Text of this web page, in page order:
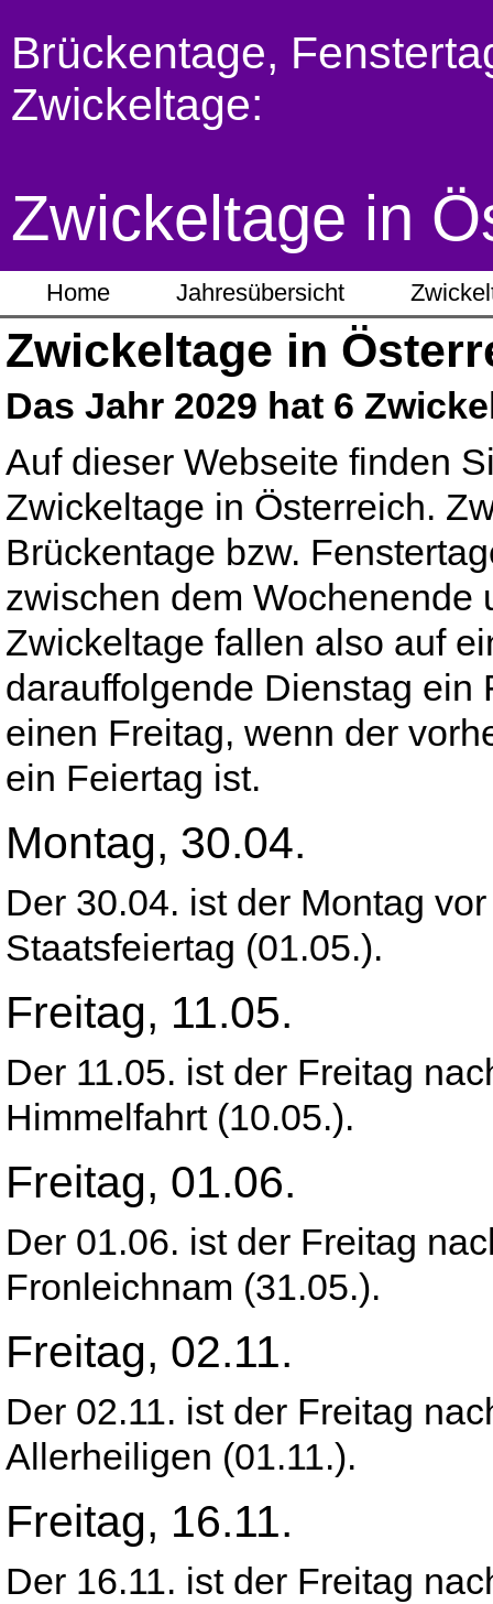
Brückentage,
Zwickeltage:
Zwickeltage in
Home Jahresübersicht
Zwickeltage in
Das Jahr 2029 hat 6
Auf dieser Webseite finden
Zwickeltage in Österreich.
Brückentage bzw.
zwischen dem Wochenende
Zwickeltage fallen also auf
darauffolgende Dienstag ein
einen Freitag, wenn der
ein Feiertag ist.
Montag, 30.04.
Der 30.04. ist der Montag
Staatsfeiertag (01.05.).
Freitag, 11.05.
Der 11.05. ist der Freitag
Himmelfahrt (10.05.).
Freitag, 01.06.
Der 01.06. ist der Freitag
Fronleichnam (31.05.).
Freitag, 02.11.
Der 02.11. ist der Freitag
Allerheiligen (01.11.).
Freitag, 16.11.
Der 16.11. ist der Freitag